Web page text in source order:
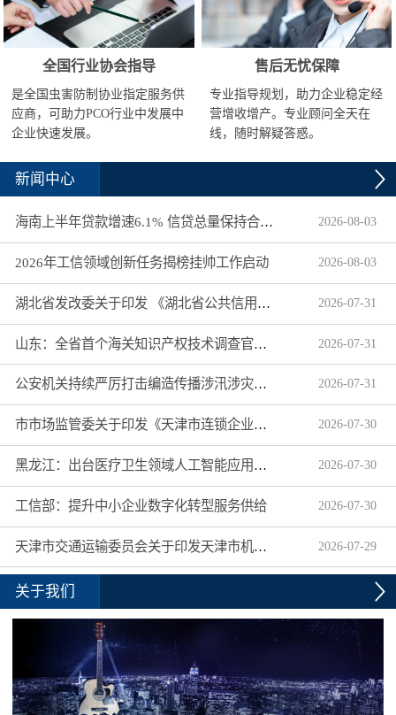
全国行业协会指导
是全国虫害防制协业指定服务供
应商，可助力PCO行业中发展中
企业快速发展。
售后无忧保障
专业指导规划，助力企业稳定经
营增收增产。专业顾问全天在
线，随时解疑答惑。
新闻中心
海南上半年贷款增速6.1% 信贷总量保持合理平稳增长 2026-08-03
2026年工信领域创新任务揭榜挂帅工作启动 2026-08-03
湖北省发改委关于印发 《湖北省公共信用信息目录（2026年版）》的通知 2026-07-31
山东：全省首个海关知识产权技术调查官制度落地济南自贸片区 2026-07-31
公安机关持续严厉打击编造传播涉汛涉灾网络谣言 2026-07-31
市市场监管委关于印发《天津市连锁企业食品经营许可“先证后核”信用承诺审批实施办法》的通知 2026-07-30
黑龙江：出台医疗卫生领域人工智能应用工作实施方案 2026-07-30
工信部：提升中小企业数字化转型服务供给 2026-07-30
天津市交通运输委员会关于印发天津市机动车驾驶员培训机构及教练员综合信用评价管理办法的通知 2026-07-29
关于我们